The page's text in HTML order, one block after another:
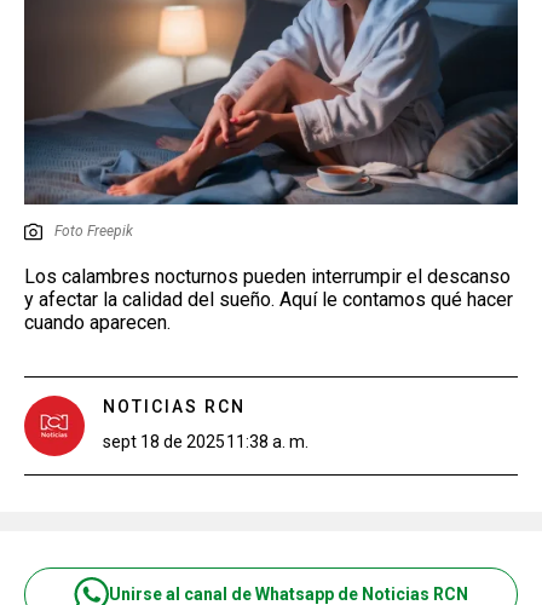
Foto Freepik
Los calambres nocturnos pueden interrumpir el descanso
y afectar la calidad del sueño. Aquí le contamos qué hacer
cuando aparecen.
NOTICIAS RCN
sept 18 de 202511:38 a. m.
Unirse al canal de Whatsapp de Noticias RCN